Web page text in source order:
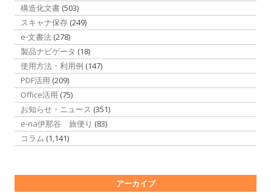
構造化文書 (503)
スキャナ保存 (249)
e-文書法 (278)
製品ナビゲータ (18)
使用方法・利用例 (147)
PDF活用 (209)
Office活用 (75)
お知らせ・ニュース (351)
e-na伊那谷 旅便り (83)
コラム (1,141)
アーカイブ